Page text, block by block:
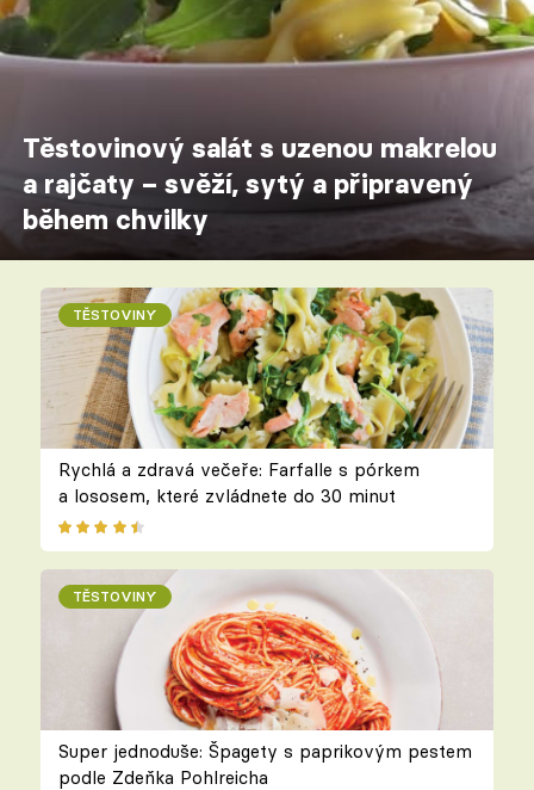
Těstovinový salát s uzenou makrelou
a rajčaty – svěží, sytý a připravený
během chvilky
TĚSTOVINY
Rychlá a zdravá večeře: Farfalle s pórkem
a lososem, které zvládnete do 30 minut
TĚSTOVINY
Super jednoduše: Špagety s paprikovým pestem
podle Zdeňka Pohlreicha